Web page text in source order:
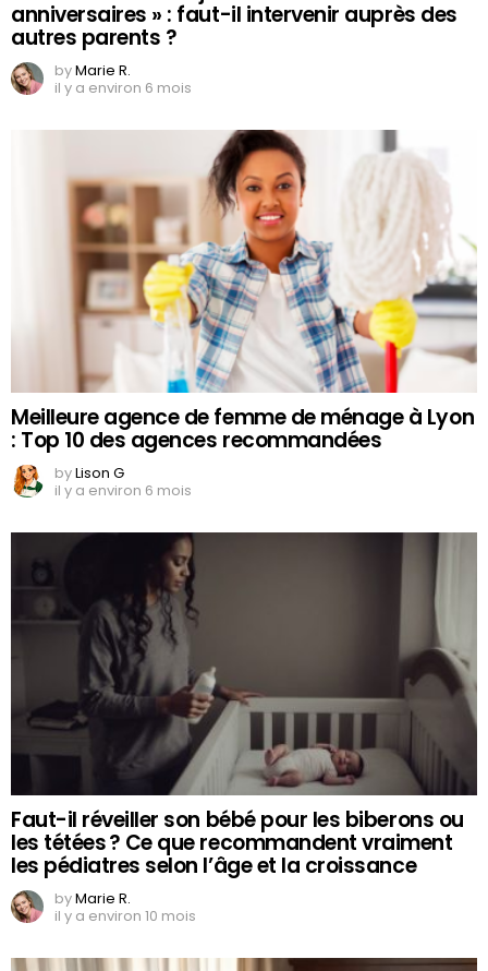
anniversaires » : faut-il intervenir auprès des
autres parents ?
byMarie R.
il y a environ 6 mois
Meilleure agence de femme de ménage à Lyon
: Top 10 des agences recommandées
byLison G
il y a environ 6 mois
Faut-il réveiller son bébé pour les biberons ou
les tétées ? Ce que recommandent vraiment
les pédiatres selon l’âge et la croissance
byMarie R.
il y a environ 10 mois